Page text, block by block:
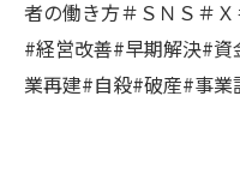
者の働き方＃ＳＮＳ＃
#経営改善#早期解決#
業再建#自殺#破産#事業